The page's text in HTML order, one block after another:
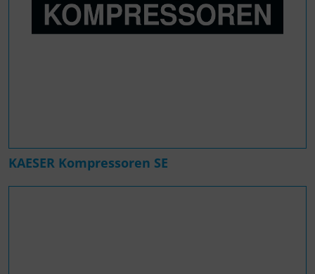
KAESER Kompressoren SE